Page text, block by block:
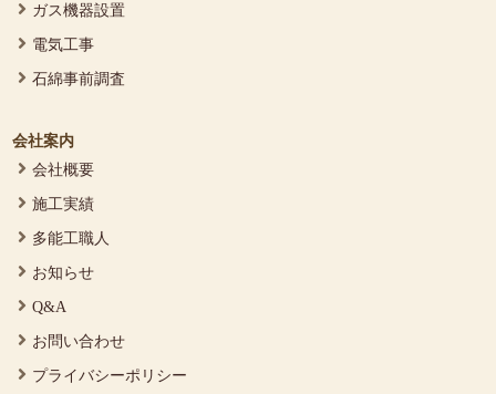
ガス機器設置
電気工事
石綿事前調査
会社案内
会社概要
施工実績
多能工職人
お知らせ
Q&A
お問い合わせ
プライバシーポリシー